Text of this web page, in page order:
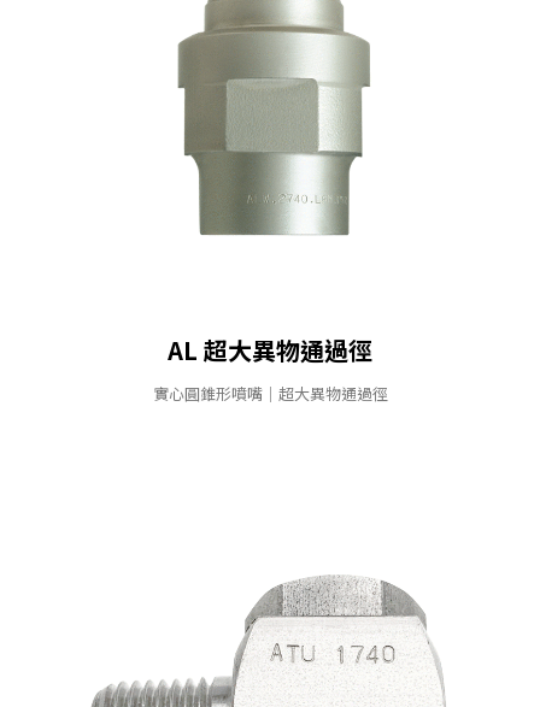
AL 超大異物通過徑
實⼼圓錐形噴嘴｜超大異物通過徑